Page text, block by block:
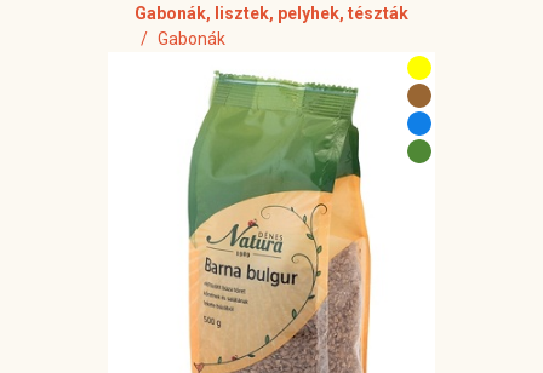
Gabonák, lisztek, pelyhek, tészták
Gabonák